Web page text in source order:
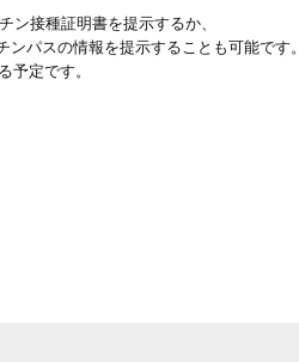
接種証明書を提示するか、
パスの情報を提示することも可能です。
予定です。